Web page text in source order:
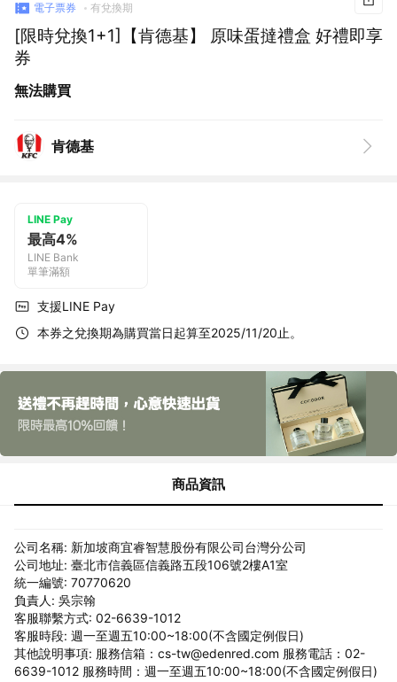
電子票券 有兌換期
[限時兌換1+1]【肯德基】 原味蛋撻禮盒 好禮即享
券
無法購買
肯德基
LINE Pay
最高4%
LINE Bank
單筆滿額
支援LINE Pay
本券之兌換期為購買當日起算至2025/11/20止。
商品資訊
公司名稱: 新加坡商宜睿智慧股份有限公司台灣分公司
公司地址: 臺北市信義區信義路五段106號2樓A1室
統一編號: 70770620
負責人: 吳宗翰
客服聯繫方式: 02-6639-1012
客服時段: 週一至週五10:00~18:00(不含國定例假日)
其他說明事項: 服務信箱：cs-tw@edenred.com 服務電話：02-
6639-1012 服務時間：週一至週五10:00~18:00(不含國定例假日)